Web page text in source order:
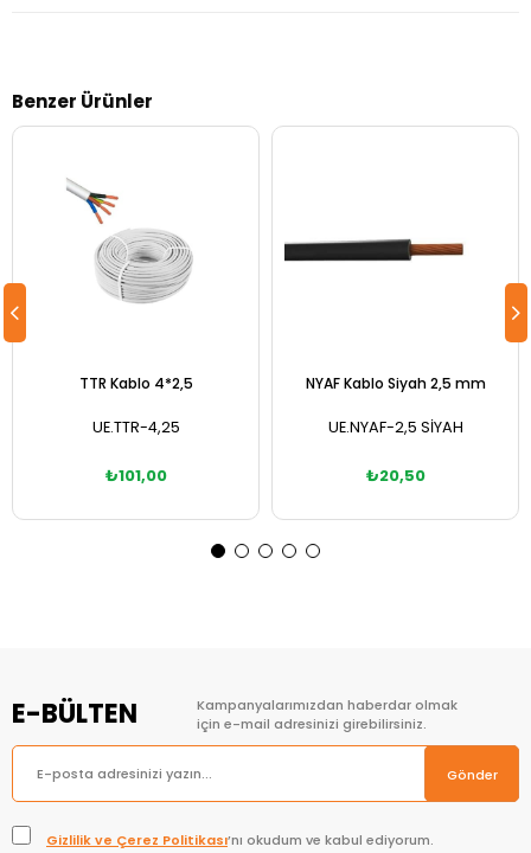
Benzer Ürünler
TTR Kablo 4*2,5
UE.TTR-4,25
₺101,00
NYAF Kablo Siyah 2,5 mm
UE.NYAF-2,5 SİYAH
₺20,50
E-BÜLTEN
Kampanyalarımızdan haberdar olmak
için e-mail adresinizi girebilirsiniz.
Gönder
Gizlilik ve Çerez Politikası’nı okudum ve kabul ediyorum.